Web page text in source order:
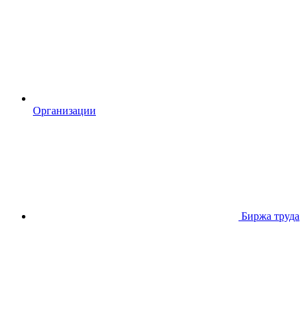
Организации
Биржа труда